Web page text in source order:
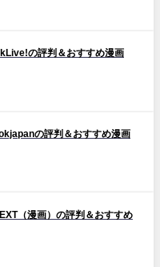
の評判＆おすすめ漫画
の評判＆おすすめ漫画
（漫画）の評判＆おすすめ